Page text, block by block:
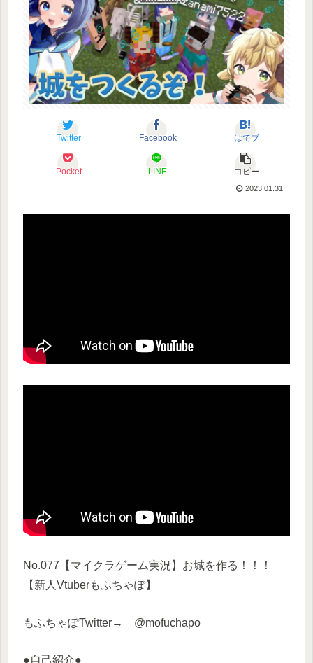
Twitter Facebook はてブ
Pocket LINE コピー
2023.01.31
No.077【マイクラゲーム実況】お城を作る！！！
【新人Vtuberもふちゃぽ】
もふちゃぽTwitter→ @mofuchapo
●自己紹介●